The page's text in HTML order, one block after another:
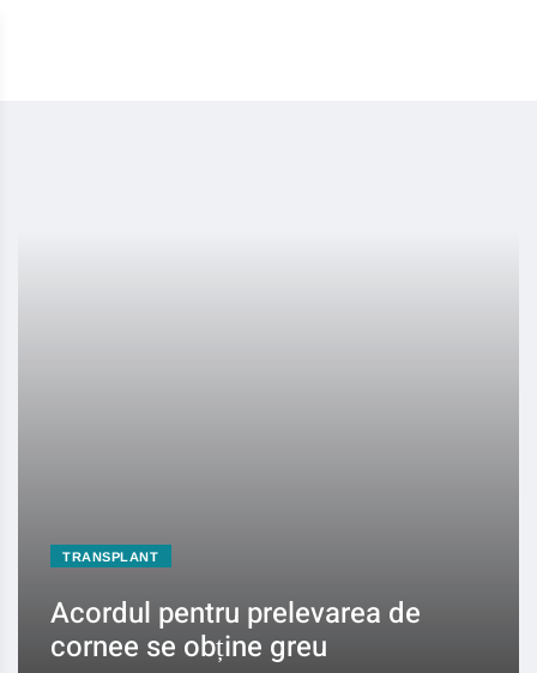
TRANSPLANT
Acordul pentru prelevarea de
cornee se obține greu